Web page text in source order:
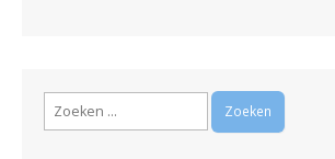
Zoeken